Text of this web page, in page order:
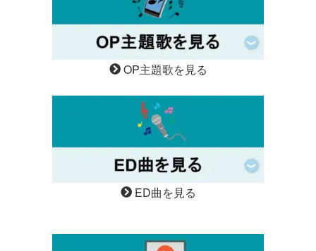
OP主題歌を見る
ED曲を見る